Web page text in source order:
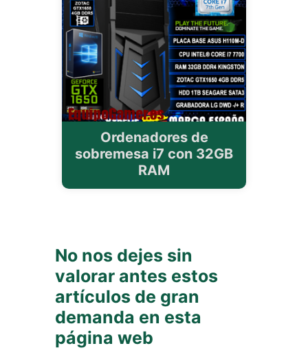
Ordenadores de
sobremesa i7 con 32GB
RAM
No nos dejes sin
valorar antes estos
artículos de gran
demanda en esta
página web